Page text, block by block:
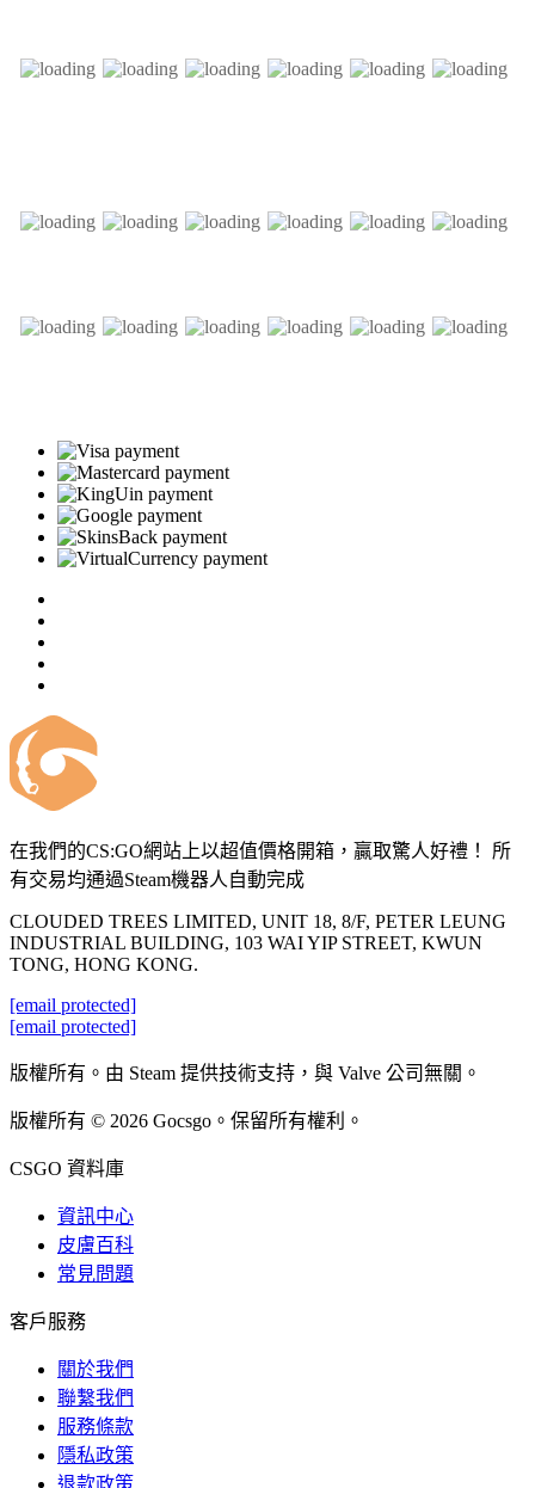
在我們的CS:GO網站上以超值價格開箱，贏取驚人好禮！ 所
有交易均通過Steam機器人自動完成
CLOUDED TREES LIMITED, UNIT 18, 8/F, PETER LEUNG
INDUSTRIAL BUILDING, 103 WAI YIP STREET, KWUN
TONG, HONG KONG.
[email protected]
[email protected]
版權所有。由 Steam 提供技術支持，與 Valve 公司無關。
版權所有 © 2026 Gocsgo。保留所有權利。
CSGO 資料庫
資訊中心
皮膚百科
常見問題
客戶服務
關於我們
聯繫我們
服務條款
隱私政策
退款政策